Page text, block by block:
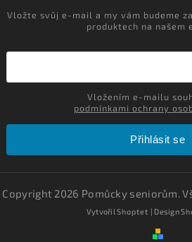
Vložte svůj e-mail a my vám budeme
produktech na našem
podmínkami ochrany
Přihlásit se
Copyright 2026 Pomůcky seniorům.
VytvořilShoptet | Design